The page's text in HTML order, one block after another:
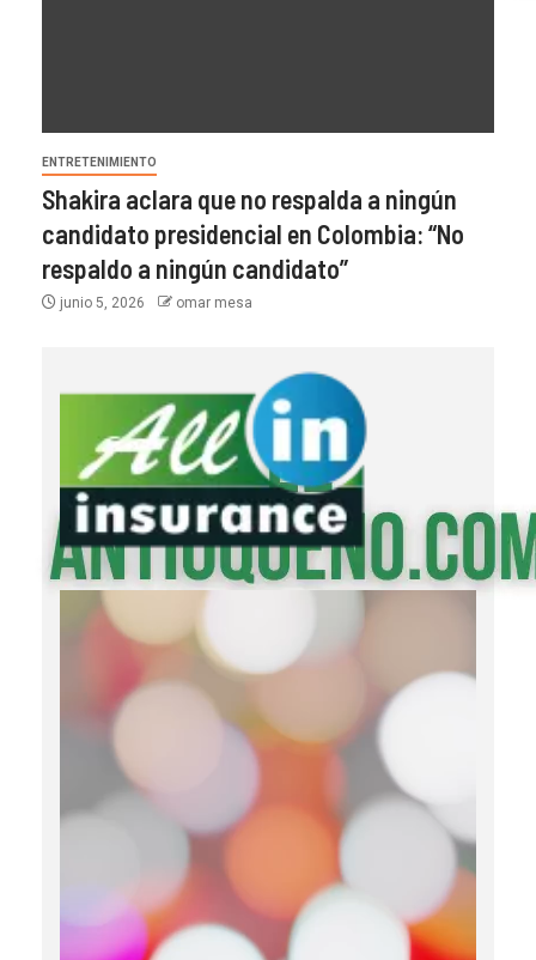
ENTRETENIMIENTO
Shakira aclara que no respalda a ningún
candidato presidencial en Colombia: “No
respaldo a ningún candidato”
junio 5, 2026 omar mesa